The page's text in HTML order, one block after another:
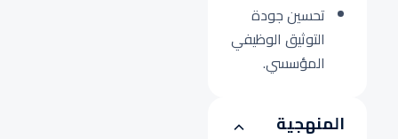
تحسين جودة
التوثيق الوظيفي
المؤسسي.
المنهجية